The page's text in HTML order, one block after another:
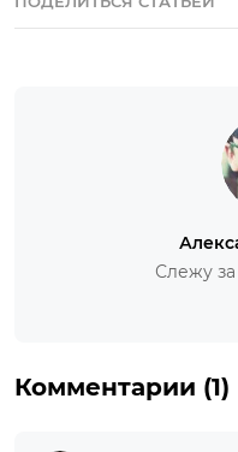
Слежу
Комментарии (1)